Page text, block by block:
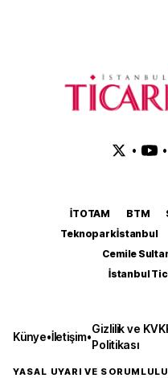
• •
İTOTAM BTM
Teknopark İstanbul
Cemile
İstanbul
Künye•İletişim•
Gizlilik ve
Politikası
YASAL UYARI VE